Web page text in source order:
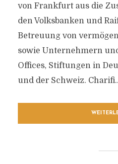
von Frankfurt aus die
den Volksbanken und
Betreuung von
sowie Unternehmern
Offices, Stiftungen in
und der Schweiz.